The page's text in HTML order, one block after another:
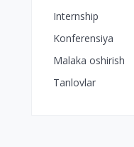
Internship
Konferensiya
Malaka oshirish
Tanlovlar